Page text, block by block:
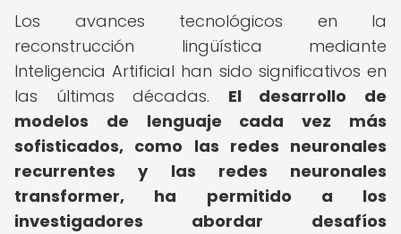
Los avances tecnológicos en la
reconstrucción lingüística mediante
Inteligencia Artificial han sido significativos en
las últimas décadas. El desarrollo de
modelos de lenguaje cada vez más
sofisticados, como las redes neuronales
recurrentes y las redes neuronales
transformer, ha permitido a los
investigadores abordar desafíos